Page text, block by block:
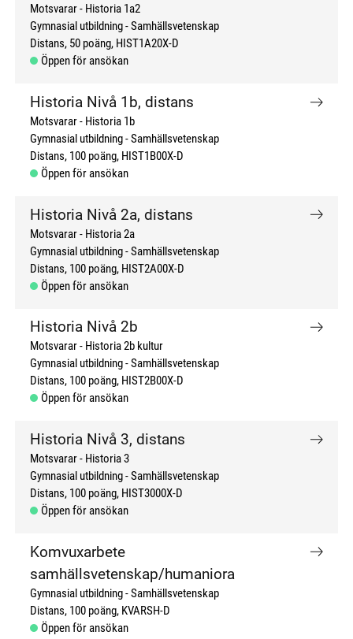
Motsvarar - Historia 1a2
Gymnasial utbildning Samhällsvetenskap
Distans 50 poäng HIST1A20X-D
Öppen för ansökan
Historia Nivå 1b, distans
Motsvarar - Historia 1b
Gymnasial utbildning Samhällsvetenskap
Distans 100 poäng HIST1B00X-D
Öppen för ansökan
Historia Nivå 2a, distans
Motsvarar - Historia 2a
Gymnasial utbildning Samhällsvetenskap
Distans 100 poäng HIST2A00X-D
Öppen för ansökan
Historia Nivå 2b
Motsvarar - Historia 2b kultur
Gymnasial utbildning Samhällsvetenskap
Distans 100 poäng HIST2B00X-D
Öppen för ansökan
Historia Nivå 3, distans
Motsvarar - Historia 3
Gymnasial utbildning Samhällsvetenskap
Distans 100 poäng HIST3000X-D
Öppen för ansökan
Komvuxarbete
samhällsvetenskap/humaniora
Gymnasial utbildning Samhällsvetenskap
Distans 100 poäng KVARSH-D
Öppen för ansökan